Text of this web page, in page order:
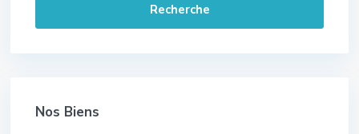
Recherche
Nos Biens